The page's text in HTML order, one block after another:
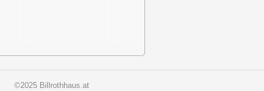
©2025 Billrothhaus.at